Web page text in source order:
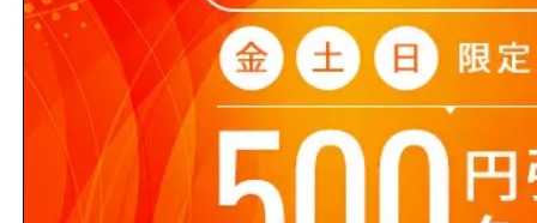
【ご注意ください】 商品名や
ト数が入っていない場合、単
注文の際の合計金額は発注単
でご注意下さい。